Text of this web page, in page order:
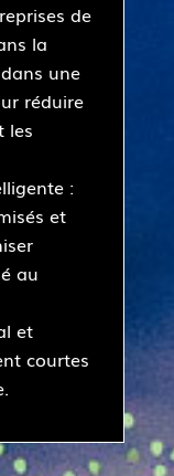
de
la
une
réduire
les
:
et
au
et
courtes